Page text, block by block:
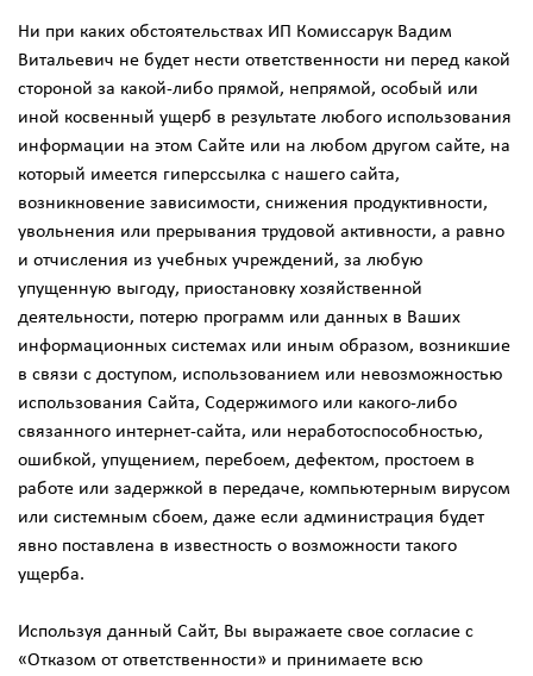
Ни при каких обстоятельствах ИП Комиссарук Вадим
Витальевич не будет нести ответственности ни перед какой
стороной за какой-либо прямой, непрямой, особый или
иной косвенный ущерб в результате любого использования
информации на этом Сайте или на любом другом сайте, на
который имеется гиперссылка с нашего cайта,
возникновение зависимости, снижения продуктивности,
увольнения или прерывания трудовой активности, а равно
и отчисления из учебных учреждений, за любую
упущенную выгоду, приостановку хозяйственной
деятельности, потерю программ или данных в Ваших
информационных системах или иным образом, возникшие
в связи с доступом, использованием или невозможностью
использования Сайта, Содержимого или какого-либо
связанного интернет-сайта, или неработоспособностью,
ошибкой, упущением, перебоем, дефектом, простоем в
работе или задержкой в передаче, компьютерным вирусом
или системным сбоем, даже если администрация будет
явно поставлена в известность о возможности такого
ущерба.
Используя данный Сайт, Вы выражаете свое согласие с
«Отказом от ответственности» и принимаете всю